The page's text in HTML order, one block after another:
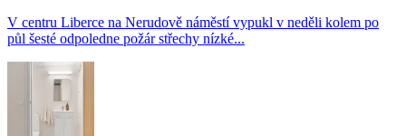
V centru Liberce na Nerudově náměstí vypukl v neděli kolem po
půl šesté odpoledne požár střechy nízké...